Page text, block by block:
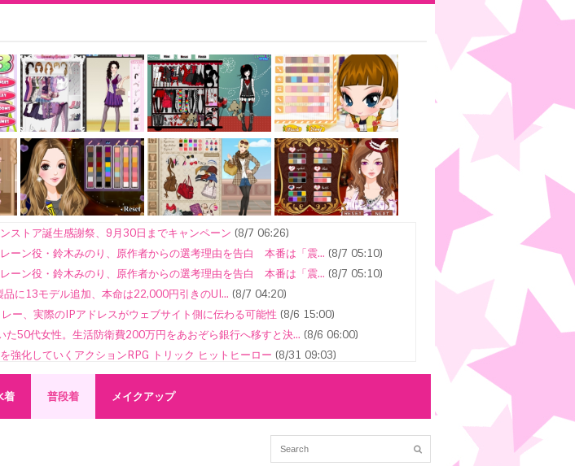
ストア誕生感謝祭、9月30日までキャンペーン (8/7 06:26)
ーン役・鈴木みのり、原作者からの選考理由を告白 本番は「震... (8/7 05:10)
ーン役・鈴木みのり、原作者からの選考理由を告白 本番は「震... (8/7 05:10)
に13モデル追加、本命は22,000円引きのUl... (8/7 04:20)
ー、実際のIPアドレスがウェブサイト側に伝わる可能性 (8/6 15:00)
た50代女性。生活防衛費200万円をあおぞら銀行へ移すと決... (8/6 06:00)
強化していくアクションRPG トリック ヒットヒーロー (8/31 09:03)
エット！ 成功するやり方とレシピ・食べ方(12/23 01:40)
今集中してるな」って思って集中途切れる
タイミングは自分の中で、納得する時にtiktokも歌もあげ...(8/31 02:46)
着 普段着 メイクアップ